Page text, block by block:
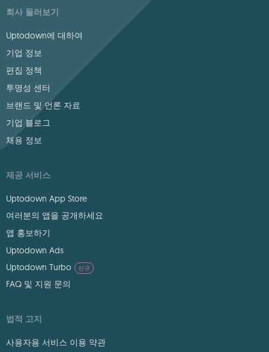
회사 둘러보기
Uptodown에 대하여
기업 정보
편집 정책
투명성 센터
브랜드 및 언론 자료
기업 블로그
채용 정보
제공 서비스
Uptodown App Store
여러분의 앱을 공개하세요
앱 홍보하기
Uptodown Ads
Uptodown Turbo
신규
FAQ 및 지원 문의
법적 고지
사용자용 서비스 이용 약관